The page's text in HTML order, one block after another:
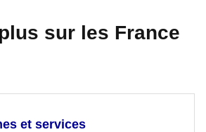
sur les France
et services